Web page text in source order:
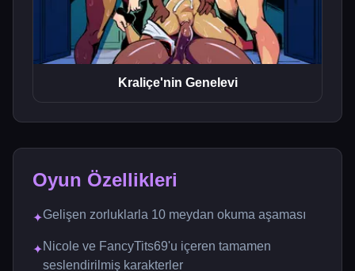
Kraliçe'nin Genelevi
Oyun Özellikleri
✦Gelişen zorluklarla 10 meydan okuma aşaması
✦Nicole ve FancyTits69'u içeren tamamen
seslendirilmiş karakterler